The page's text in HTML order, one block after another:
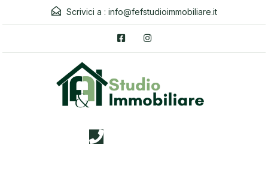
Scrivici a : info@fefstudioimmobiliare.it